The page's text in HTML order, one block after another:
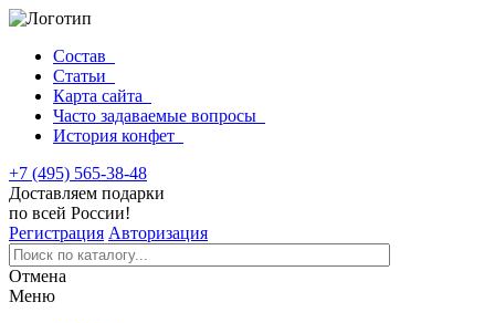
Состав
Статьи
Карта сайта
Часто задаваемые вопросы
История конфет
+7 (495) 565-38-48
Доставляем подарки
по всей России!
Регистрация Авторизация
Отмена
Меню